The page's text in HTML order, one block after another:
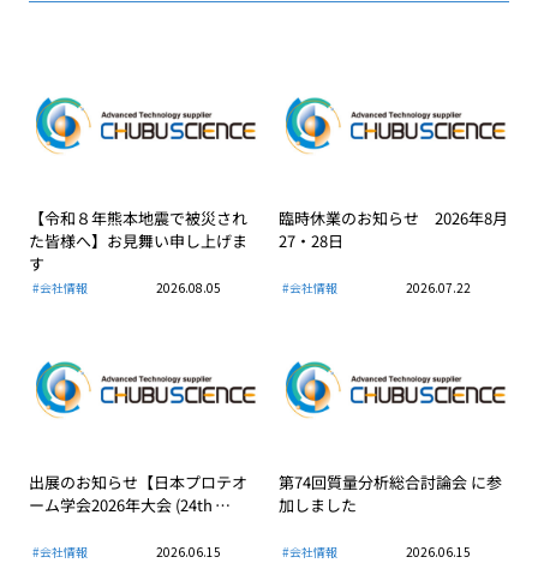
【令和８年熊本地震で被災され
た皆様へ】お見舞い申し上げま
す
#会社情報 2026.08.05
臨時休業のお知らせ 2026年8月
27・28日
#会社情報 2026.07.22
出展のお知らせ【日本プロテオ
ーム学会2026年大会 (24th …
#会社情報 2026.06.15
第74回質量分析総合討論会 に参
加しました
#会社情報 2026.06.15